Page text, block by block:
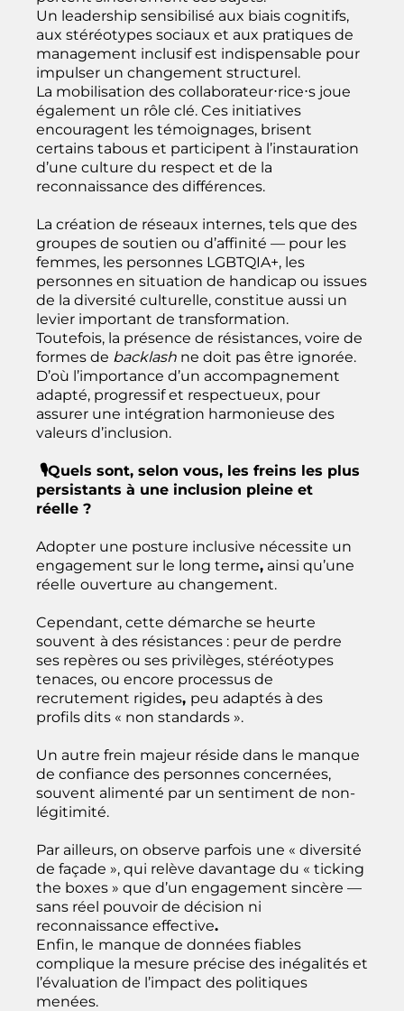
Un leadership sensibilisé aux biais cognitifs,
aux stéréotypes sociaux et aux pratiques de
management inclusif est indispensable pour
impulser un changement structurel.
La mobilisation des collaborateur⋅rice⋅s joue
également un rôle clé. Ces initiatives
encouragent les témoignages, brisent
certains tabous et participent à l’instauration
d’une culture du respect et de la
reconnaissance des différences.
La création de réseaux internes, tels que des
groupes de soutien ou d’affinité — pour les
femmes, les personnes LGBTQIA+, les
personnes en situation de handicap ou issues
de la diversité culturelle, constitue aussi un
levier important de transformation.
Toutefois, la présence de résistances, voire de
formes de backlash ne doit pas être ignorée.
D’où l’importance d’un accompagnement
adapté, progressif et respectueux, pour
assurer une intégration harmonieuse des
valeurs d’inclusion.
🎙️Quels sont, selon vous, les freins les plus
persistants à une inclusion pleine et
réelle ?
Adopter une posture inclusive nécessite un
engagement sur le long terme, ainsi qu’une
réelle ouverture au changement.
Cependant, cette démarche se heurte
souvent à des résistances : peur de perdre
ses repères ou ses privilèges, stéréotypes
tenaces, ou encore processus de
recrutement rigides, peu adaptés à des
profils dits « non standards ».
Un autre frein majeur réside dans le manque
de confiance des personnes concernées,
souvent alimenté par un sentiment de non-
légitimité.
Par ailleurs, on observe parfois une « diversité
de façade », qui relève davantage du « ticking
the boxes » que d’un engagement sincère —
sans réel pouvoir de décision ni
reconnaissance effective.
Enfin, le manque de données fiables
complique la mesure précise des inégalités et
l’évaluation de l’impact des politiques
menées.